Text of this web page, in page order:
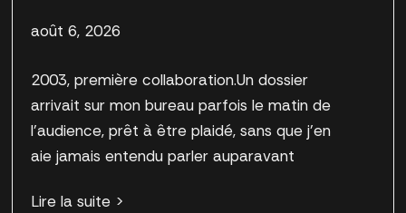
août 6, 2026
2003, première collaboration.Un dossier
arrivait sur mon bureau parfois le matin de
l’audience, prêt à être plaidé, sans que j’en
aie jamais entendu parler auparavant
Lire la suite >